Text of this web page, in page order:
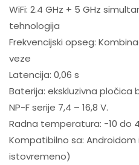
WiFi: 2.4 GHz + 5 GHz
tehnologija
Frekvencijski opseg:
veze
Latencija: 0,06 s
Baterija: ekskluzivna pločica
NP-F serije 7,4 – 16,8 V.
Radna temperatura: -10 do
Kompatibilno sa:
istovremeno)